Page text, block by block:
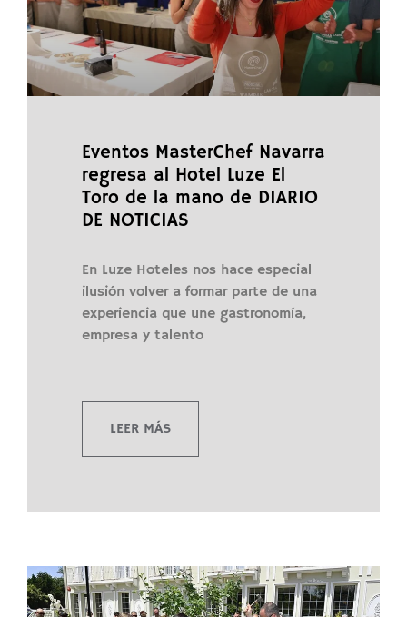
Eventos MasterChef Navarra
regresa al Hotel Luze El
Toro de la mano de DIARIO
DE NOTICIAS
En Luze Hoteles nos hace especial
ilusión volver a formar parte de una
experiencia que une gastronomía,
empresa y talento
LEER MÁS